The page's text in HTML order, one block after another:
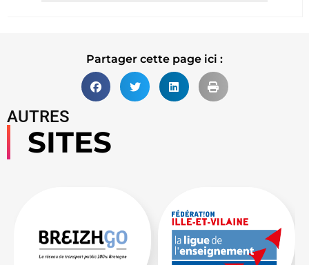
Partager cette page ici :
AUTRES
SITES